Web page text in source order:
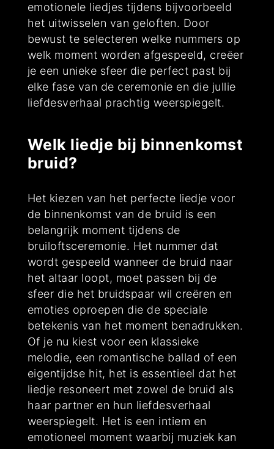
emotionele liedjes tijdens bijvoorbeeld
het uitwisselen van geloften. Door
bewust te selecteren welke nummers op
welk moment worden afgespeeld, creëer
je een unieke sfeer die perfect past bij
elke fase van de ceremonie en die jullie
liefdesverhaal prachtig weerspiegelt.
Welk liedje bij binnenkomst
bruid?
Het kiezen van het perfecte liedje voor
de binnenkomst van de bruid is een
belangrijk moment tijdens de
bruiloftsceremonie. Het nummer dat
wordt gespeeld wanneer de bruid naar
het altaar loopt, moet passen bij de
sfeer die het bruidspaar wil creëren en
emoties oproepen die de speciale
betekenis van het moment benadrukken.
Of je nu kiest voor een klassieke
melodie, een romantische ballad of een
eigentijdse hit, het is essentieel dat het
liedje resoneert met zowel de bruid als
haar partner en hun liefdesverhaal
weerspiegelt. Het is een intiem en
emotioneel moment waarbij muziek kan